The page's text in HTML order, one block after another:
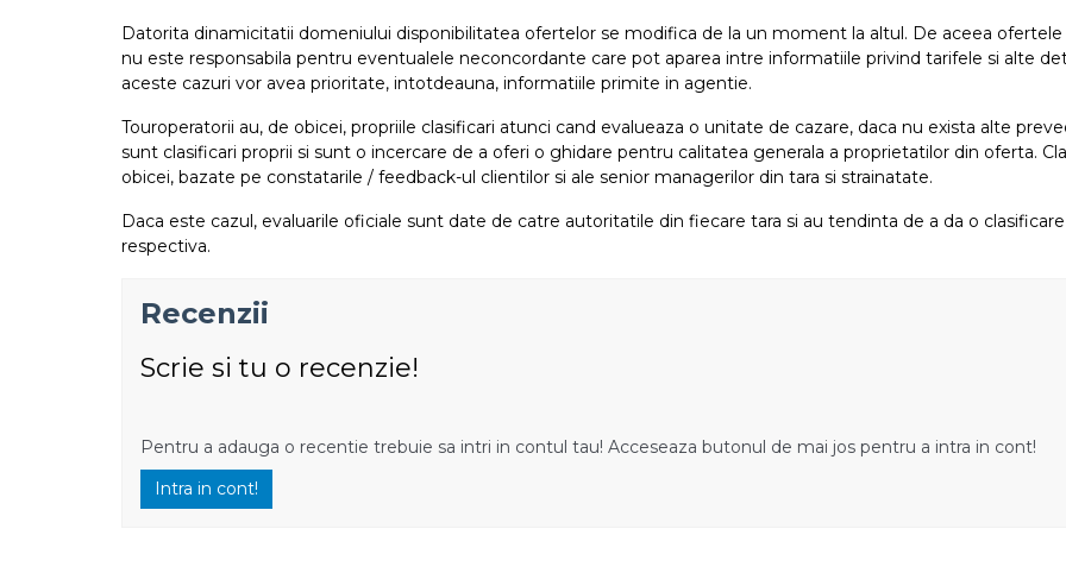
Datorita dinamicitatii domeniului disponibilitatea ofertelor se modifica de la un moment la altul. De aceea
nu este responsabila pentru eventualele neconcordante care pot aparea intre informatiile privind tarifele si alte
aceste cazuri vor avea prioritate, intotdeauna, informatiile primite in agentie.
Touroperatorii au, de obicei, propriile clasificari atunci cand evalueaza o unitate de cazare, daca nu exista alte
sunt clasificari proprii si sunt o incercare de a oferi o ghidare pentru calitatea generala a proprietatilor din oferta.
obicei, bazate pe constatarile / feedback-ul clientilor si ale senior managerilor din tara si strainatate.
Daca este cazul, evaluarile oficiale sunt date de catre autoritatile din fiecare tara si au tendinta de a da o
respectiva.
Recenzii
Scrie si tu o recenzie!
Pentru a adauga o recentie trebuie sa intri in contul tau! Acceseaza butonul de mai jos pentru a intra in cont!
Intra in cont!